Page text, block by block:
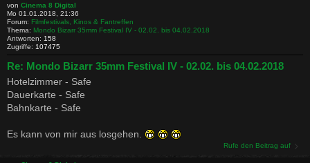
von Cinema 8 Digital
Mo 01.01.2018, 21:36
Forum: Filmfestivals, Kinos & Fantreffen
Thema: Mondo Bizarr 35mm Festival IV - 02.02. bis 04.02.2018
Antworten: 158
Zugriffe: 107475
Re: Mondo Bizarr 35mm Festival IV - 02.02. bis 04.02.2018
Hotelzimmer - Safe
Dauerkarte - Safe
Bahnkarte - Safe
Es kann von mir aus losgehen.
Rufe den Beitrag auf